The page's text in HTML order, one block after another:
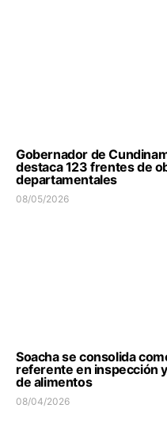
Gobernador de
destaca 123 frentes de
departamentales
08/05/2026
Soacha se consolida
referente en inspección
de alimentos
08/04/2026